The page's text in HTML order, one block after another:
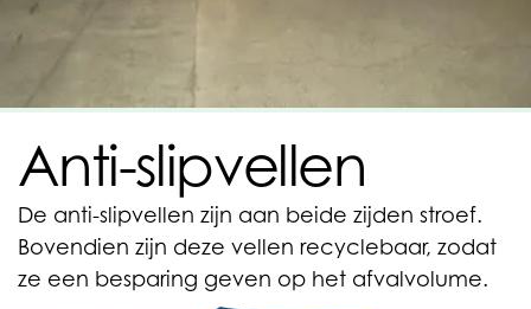
Anti-slipvellen
De anti-slipvellen zijn aan beide zijden stroef.
Bovendien zijn deze vellen recyclebaar, zodat
ze een besparing geven op het afvalvolume.